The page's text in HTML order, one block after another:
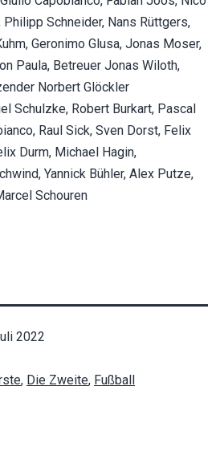
Schneider, Nans Rüttgers,
Geronimo Glusa, Jonas Moser,
Paula, Betreuer Jonas Wiloth,
Norbert Glöckler
Schulzke, Robert Burkart, Pascal
Raul Sick, Sven Dorst, Felix
Durm, Michael Hagin,
Yannick Bühler, Alex Putze,
Schouren
2022
, Die Zweite, Fußball